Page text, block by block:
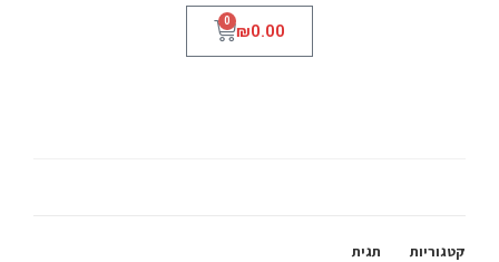
₪0.00
0
קטגוריות
תגית